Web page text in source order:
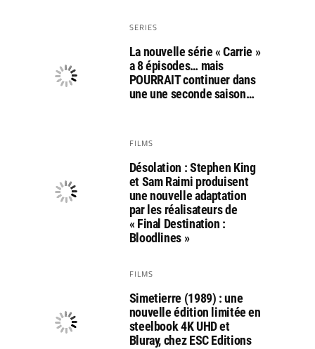
SERIES
La nouvelle série « Carrie »
a 8 épisodes… mais
POURRAIT continuer dans
une une seconde saison…
FILMS
Désolation : Stephen King
et Sam Raimi produisent
une nouvelle adaptation
par les réalisateurs de
« Final Destination :
Bloodlines »
FILMS
Simetierre (1989) : une
nouvelle édition limitée en
steelbook 4K UHD et
Bluray, chez ESC Editions